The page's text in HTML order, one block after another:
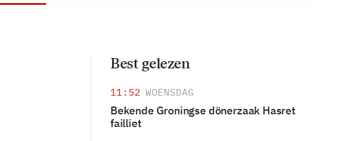
Best gelezen
11:52 WOENSDAG
Bekende Groningse dönerzaak Hasret
failliet